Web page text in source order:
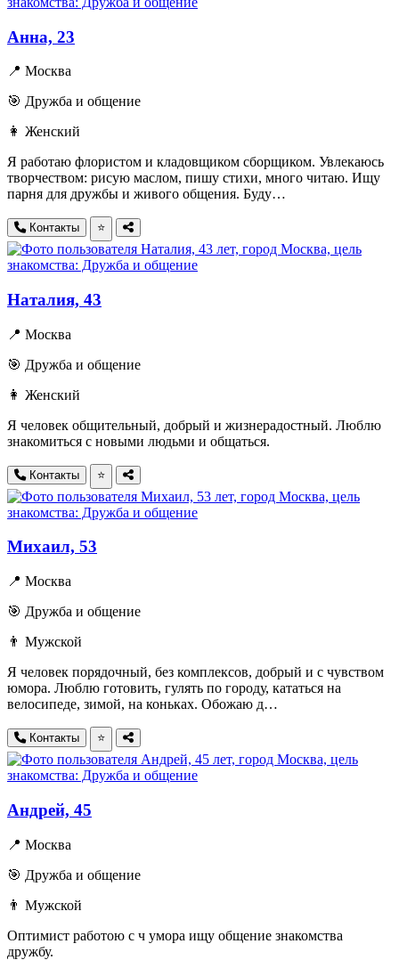
Анна, 23
📍 Москва
🎯 Дружба и общение
👩 Женский
Я работаю флористом и кладовщиком сборщиком. Увлекаюсь
творчеством: рисую маслом, пишу стихи, много читаю. Ищу
парня для дружбы и живого общения. Буду…
Контакты ⭐
Наталия, 43
📍 Москва
🎯 Дружба и общение
👩 Женский
Я человек общительный, добрый и жизнерадостный. Люблю
знакомиться с новыми людьми и общаться.
Контакты ⭐
Михаил, 53
📍 Москва
🎯 Дружба и общение
👨 Мужской
Я человек порядочный, без комплексов, добрый и с чувством
юмора. Люблю готовить, гулять по городу, кататься на
велосипеде, зимой, на коньках. Обожаю д…
Контакты ⭐
Андрей, 45
📍 Москва
🎯 Дружба и общение
👨 Мужской
Оптимист работою с ч умора ищу общение знакомства
дружбу.